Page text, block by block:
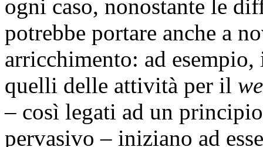
ogni caso, nonostante le
potrebbe portare anche a
arricchimento: ad
quelli delle attività per il
– così legati ad un
pervasivo – iniziano ad